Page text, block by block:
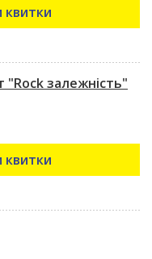
квитки
залежність"
квитки